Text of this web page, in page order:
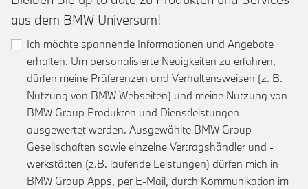
aus dem BMW Universum!
Ich möchte spannende Informationen und Angebote
erhalten. Um personalisierte Neuigkeiten zu erfahren,
dürfen meine Präferenzen und Verhaltensweisen (z. B.
Nutzung von BMW Webseiten) und meine Nutzung von
BMW Group Produkten und Dienstleistungen
ausgewertet werden. Ausgewählte BMW Group
Gesellschaften sowie einzelne Vertragshändler und -
werkstätten (z.B. laufende Leistungen) dürfen mich in
BMW Group Apps, per E-Mail, durch Kommunikation im